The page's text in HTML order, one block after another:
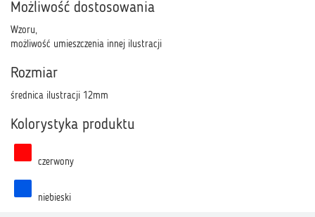
Możliwość dostosowania
Wzoru,
możliwość umieszczenia innej ilustracji
Rozmiar
średnica ilustracji 12mm
Kolorystyka produktu
czerwony
niebieski